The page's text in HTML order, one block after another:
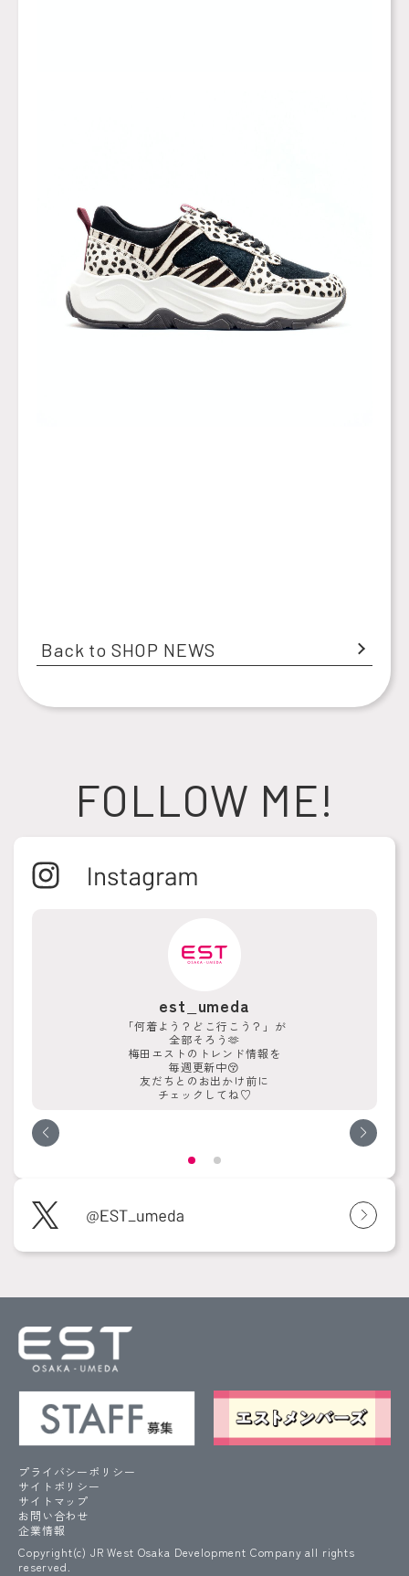
Back to SHOP NEWS
FOLLOW ME!
est_umeda
「何着よう？どこ行こう？」が
全部そろう🫶
梅田エストのトレンド情報を
毎週更新中😚
友だちとのお出かけ前に
チェックしてね♡
プライバシーポリシー
サイトポリシー
サイトマップ
お問い合わせ
企業情報
Copyright(c) JR West Osaka Development Company all rights
reserved.